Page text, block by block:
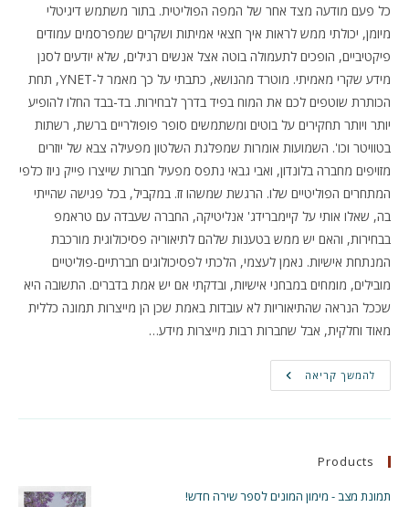
כל פעם מודעה מצד אחר של המפה הפוליטית. בתור משתמש דיגיטלי
מיומן, יכולתי ממש לראות איך חצאי אמיתות ושקרים שמפרסמים עמודים
פיקטיביים, הופכים לתעמולה בוטה אצל אנשים רגילים, שלא יודעים לסנן
מידע שקרי מאמיתי. מוטרד מהנושא, כתבתי על כך מאמר ל-YNET, תחת
הכותרת שוטפים לכם את המוח בפיד בדרך לבחירות. בד-בבד החלו להופיע
יותר ויותר תחקירים על בוטים ומשתמשים סופר פופולריים ברשת, רשתות
בטוויטר וכו'. השמועות אומרות שמפלגת השלטון מפעילה צבא של יוזרים
מזויפים מחברה בלונדון, ואבי גבאי נתפס מפעיל חברות שייצרו פייק ניוז כלפי
המתחרים הפוליטיים שלו. הרגשת שמשהו זז. במקביל, בכל פגישה שהייתי
בה, שאלו אותי על קיימברידג' אנליטיקה, החברה שעבדה עם טראמפ
בבחירות, והאם יש ממש בטענות שלהם לתיאוריה פסיכולוגית מורכבת
המנתחת אישיות. נאמן לעצמי, הלכתי לפסיכולוגים חברתיים-פוליטיים
מובילים, מומחים במבחני אישיות, ובדקתי אם יש אמת בדברים. התשובה היא
שככל הנראה שהתיאוריות לא עובדות באמת שכן הן מייצרות תמונה כללית
מאוד וחלקית, אבל שחברות רבות מייצרות מידע…
להמשך קריאה פייסבוק,
חטיפת
Products
תמונת מצב - מימון המונים לספר שירה חדש!